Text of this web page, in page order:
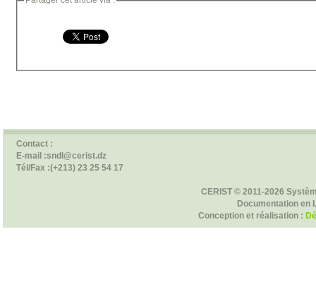
Contact :
E-mail :sndl@cerist.dz
Tél/Fax :(+213) 23 25 54 17
CERIST © 2011-2026
Documentation en
Conception et réalisation :